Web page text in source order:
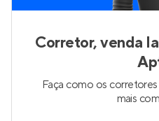
Corretor, venda
Faça como os
mais